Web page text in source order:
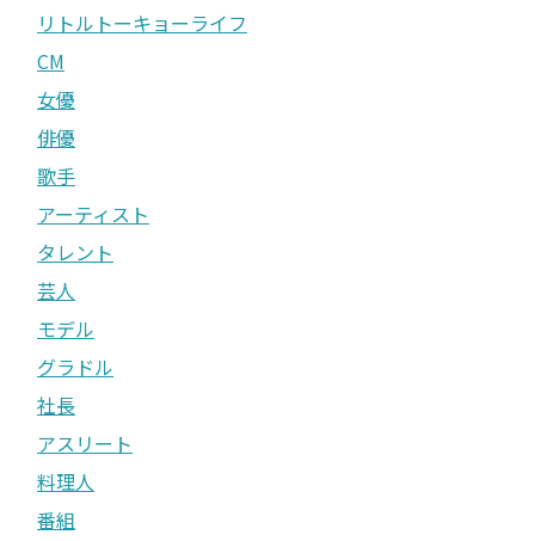
リトルトーキョーライフ
CM
女優
俳優
歌手
アーティスト
タレント
芸人
モデル
グラドル
社長
アスリート
料理人
番組